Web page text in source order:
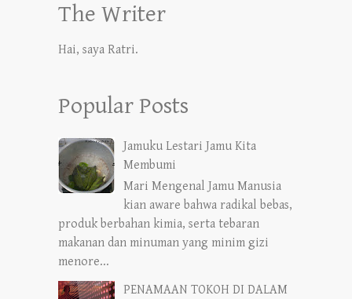
The Writer
Hai, saya Ratri.
Popular Posts
Jamuku Lestari Jamu Kita
Membumi
Mari Mengenal Jamu Manusia
kian aware bahwa radikal bebas,
produk berbahan kimia, serta tebaran
makanan dan minuman yang minim gizi
menore...
PENAMAAN TOKOH DI DALAM